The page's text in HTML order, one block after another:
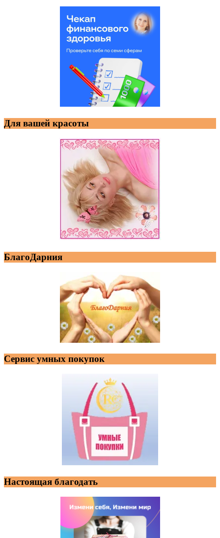
Для вашей красоты
БлагоДарния
Сервис умных покупок
Настоящая благодать